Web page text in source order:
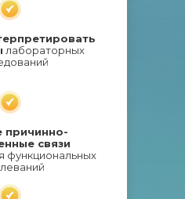
лабораторных
причинно-
связи
функциональных